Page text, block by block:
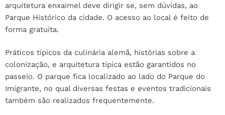
arquitetura enxaimel deve dirigir se, sem dúvidas, ao
Parque Histórico da cidade. O acesso ao local é feito de
forma gratuita.
Práticos típicos da culinária alemã, histórias sobre a
colonização, e arquitetura típica estão garantidos no
passeio. O parque fica localizado ao lado do Parque do
Imigrante, no qual diversas festas e eventos tradicionais
também são realizados frequentemente.